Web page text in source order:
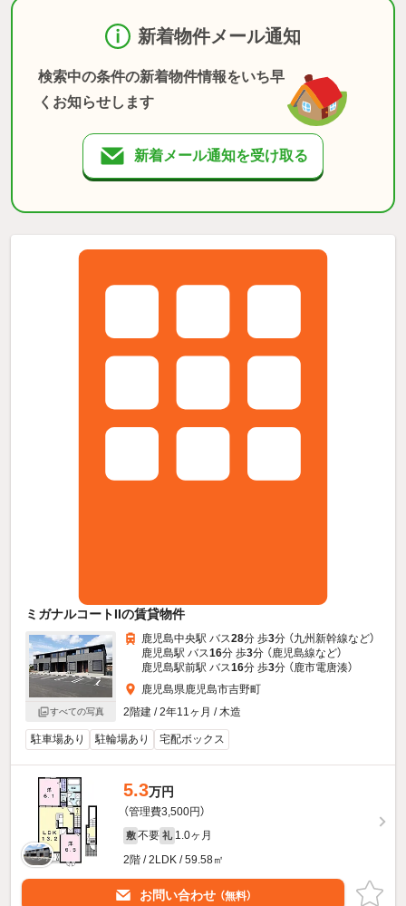
新着物件メール通知
検索中の条件の新着物件情報をいち早
くお知らせします
新着メール通知を受け取る
ミガナルコートIIの賃貸物件
すべての写真
鹿児島中央駅 バス28分 歩3分 （九州新幹線など）
鹿児島駅 バス16分 歩3分 （鹿児島線など）
鹿児島駅前駅 バス16分 歩3分 （鹿市電唐湊）
鹿児島県鹿児島市吉野町
2階建 / 2年11ヶ月 / 木造
駐車場あり 駐輪場あり 宅配ボックス
5.3万円
（管理費3,500円）
敷 不要 礼 1.0ヶ月
2階 / 2LDK / 59.58㎡
お問い合わせ （無料）